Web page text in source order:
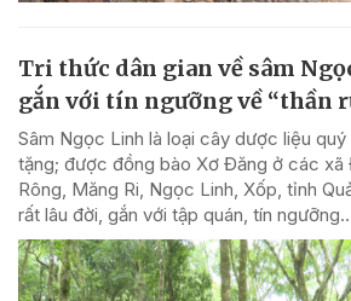
Tri thức dân gian về sâm
gắn với tín ngưỡng về “thần
Sâm Ngọc Linh là loại cây dược liệu
tặng; được đồng bào Xơ Đăng ở các xã
Rông, Măng Ri, Ngọc Linh, Xốp, tỉnh
rất lâu đời, gắn với tập quán, tín